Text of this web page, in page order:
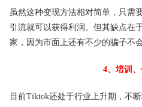
虽然这种变现方法相对简单，只需
引流就可以获得利润。但其缺点在
家，因为市面上还有不少的骗子不
4、培训
目前Tiktok还处于行业上升期，不